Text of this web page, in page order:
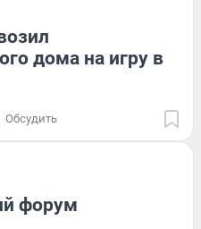
дома на игру в
Обсудить
форум